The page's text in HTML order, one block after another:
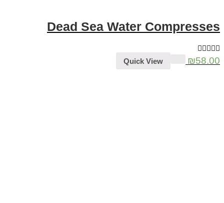
Dead Sea Water Compresses
₪58.00
Quick View